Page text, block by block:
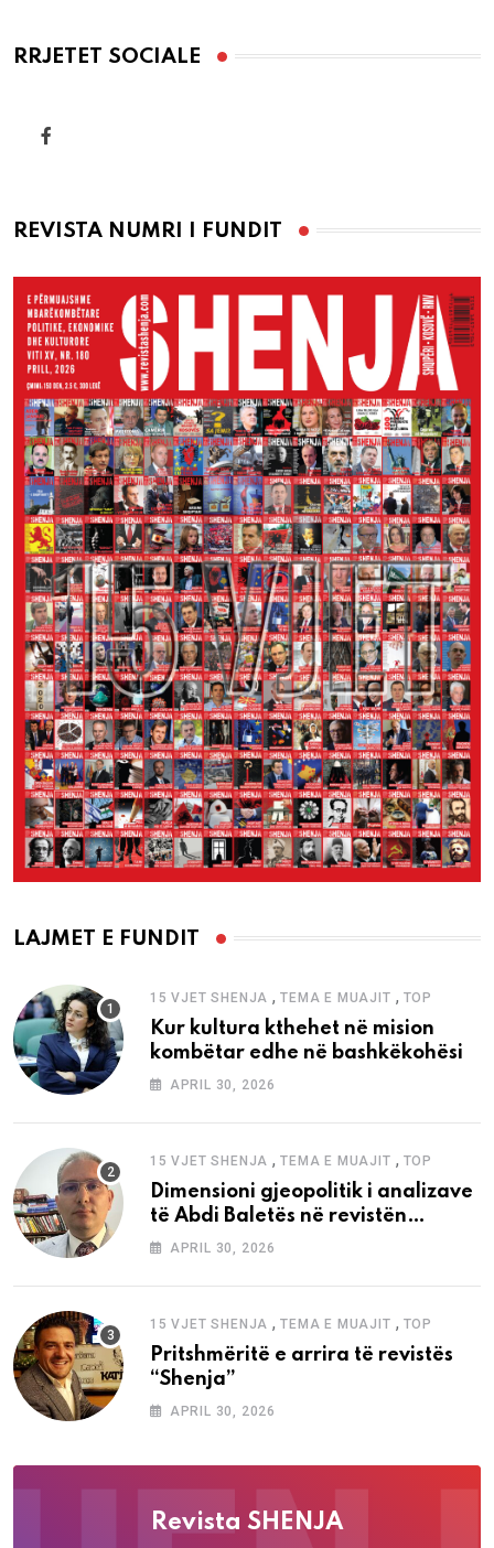
RRJETET SOCIALE
REVISTA NUMRI I FUNDIT
LAJMET E FUNDIT
15 VJET SHENJA ,TEMA E MUAJIT , TOP
Kur kultura kthehet në mision
kombëtar edhe në bashkëkohësi
APRIL 30, 2026
15 VJET SHENJA ,TEMA E MUAJIT , TOP
Dimensioni gjeopolitik i analizave
të Abdi Baletës në revistën
“Shenja”
APRIL 30, 2026
15 VJET SHENJA ,TEMA E MUAJIT , TOP
Pritshmëritë e arrira të revistës
“Shenja”
APRIL 30, 2026
Revista SHENJA